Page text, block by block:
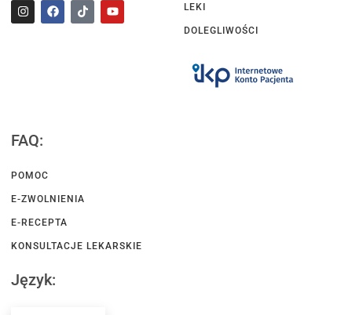
LEKI
DOLEGLIWOŚCI
FAQ:
POMOC
E-ZWOLNIENIA
E-RECEPTA
KONSULTACJE LEKARSKIE
Język: